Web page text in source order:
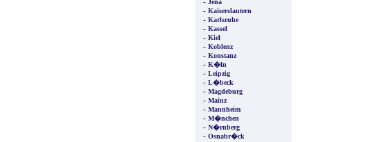
Jena
- Kaiserslautern
- Karlsruhe
- Kassel
- Kiel
- Koblenz
- Konstanz
- K�ln
- Leipzig
- L�beck
- Magdeburg
- Mainz
- Mannheim
- M�nchen
- N�rnberg
- Osnabr�ck